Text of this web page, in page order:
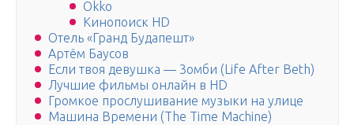
Okko
Кинопоиск HD
Отель «Гранд Будапешт»
Артём Баусов
Если твоя девушка — 3омби (Life After Beth)
Лучшие фильмы онлайн в HD
Громкое прослушивание музыки на улице
Машина Времени (The Time Machine)